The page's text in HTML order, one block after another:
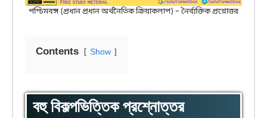
পশ্চিমবঙ্গ (প্রধান প্রধান অর্থনৈতিক ক্রিয়াকলাপ) – নৈর্ব্যক্তিক প্রশ্নোত্তর
Contents Show
বহু বিকল্পভিত্তিক প্রশ্নোত্তর